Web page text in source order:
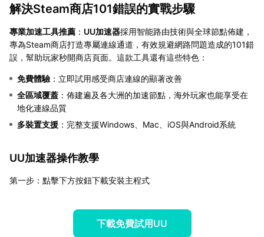
解決Steam商店101錯誤的實戰步驟
專業加速工具推薦 ： UU加速器採用智能路由技術與全球節點佈建，
專為Steam商店打造專屬連線通道，有效規避網路問題造成的101錯
誤，幫助玩家秒開商店頁面。這款工具還有這些特色：
免費體驗 ：立即試用感受商店連線的顯著改善
全區域覆蓋 ：佈建遍及各大洲的加速節點，海外玩家也能享受在
地化連線品質
多裝置支援 ：完整支援Windows、Mac、iOS與Android系統
UU加速器操作教學
第一步：點擊下方按鈕下載安裝主程式
下載免費試用UU